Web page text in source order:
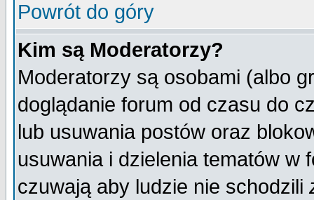
Powrót do góry
Kim są Moderatorzy?
Moderatorzy są osobami (albo
doglądanie forum od czasu do
lub usuwania postów oraz
usuwania i dzielenia tematów w
czuwają aby ludzie nie schodzili